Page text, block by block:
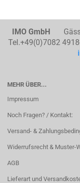
IMO GmbH
Tel.+49(0)7082
MEHR ÜBER...
Impressum
Noch Fragen? / Kontakt:
Versand- &
Widerrufsrecht & Muster-
AGB
Lieferart und